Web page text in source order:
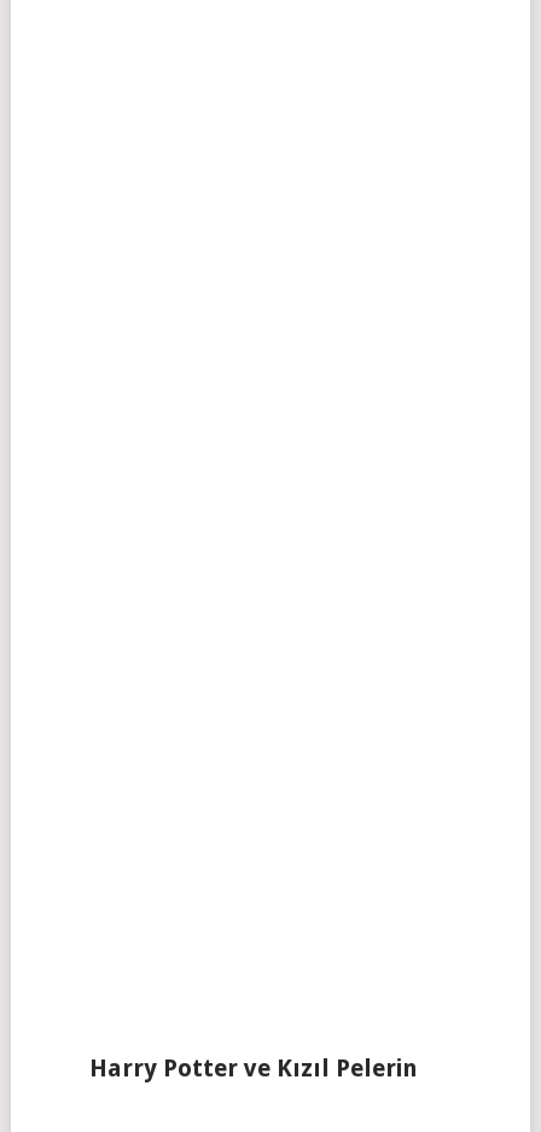
Harry Potter ve Kızıl Pelerin